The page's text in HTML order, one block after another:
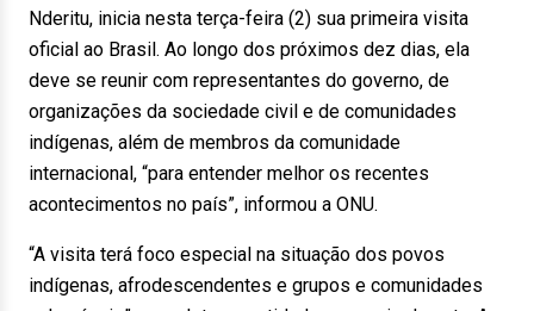
Nderitu, inicia nesta terça-feira (2) sua primeira visita
oficial ao Brasil. Ao longo dos próximos dez dias, ela
deve se reunir com representantes do governo, de
organizações da sociedade civil e de comunidades
indígenas, além de membros da comunidade
internacional, “para entender melhor os recentes
acontecimentos no país”, informou a ONU.
“A visita terá foco especial na situação dos povos
indígenas, afrodescendentes e grupos e comunidades